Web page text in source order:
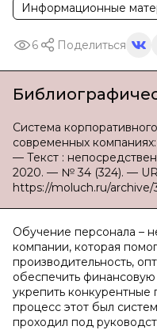
Информационные
6 Поделиться
Система
современных
— Текст :
2020. — № 34 (324). —
https://moluch.ru/archive/
Обучение персонала –
компании, которая
производительность,
обеспечить финансовую
укрепить
процесс этот был
проходил под